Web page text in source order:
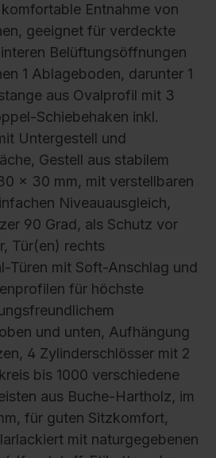
Entnahme von
geeignet für verdeckte
Belüftungsöffnungen
1 Ablageboden, darunter 1
aus Ovalprofil mit 3
Schiebehaken inkl.
Untergestell und
Gestell aus stabilem
x 30 mm, mit verstellbaren
Niveauausgleich,
90 Grad, als Schutz vor
Tür(en) rechts
Türen mit Soft-Anschlag und
für höchste
und unten, Aufhängung
4 Zylinderschlösser mit 2
bis 1000 verschiedene
aus Buche-Hartholz, im
für guten Sitzkomfort,
mit naturgegebenen